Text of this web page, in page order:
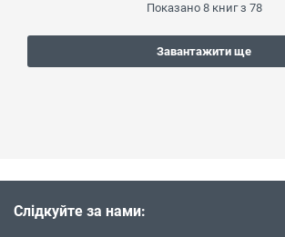
Показано 8книг з 78
Завантажити ще
Слідкуйте за нами: